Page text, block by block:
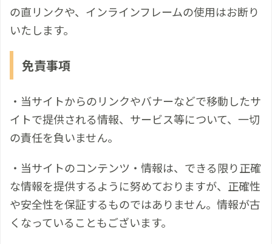
の直リンクや、インラインフレームの使用はお断り
いたします。
免責事項
・当サイトからのリンクやバナーなどで移動したサ
イトで提供される情報、サービス等について、一切
の責任を負いません。
・当サイトのコンテンツ・情報は、できる限り正確
な情報を提供するように努めておりますが、正確性
や安全性を保証するものではありません。情報が古
くなっていることもございます。